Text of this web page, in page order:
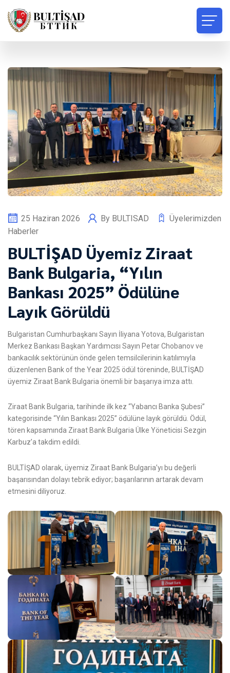
25 Haziran 2026 By BULTISAD
Üyelerimizden
Haberler
BULTİŞAD Üyemiz Ziraat
Bank Bulgaria, “Yılın
Bankası 2025” Ödülüne
Layık Görüldü
Bulgaristan Cumhurbaşkanı Sayın İliyana Yotova, Bulgaristan
Merkez Bankası Başkan Yardımcısı Sayın Petar Chobanov ve
bankacılık sektörünün önde gelen temsilcilerinin katılımıyla
düzenlenen Bank of the Year 2025 ödül töreninde, BULTİŞAD
üyemiz Ziraat Bank Bulgaria önemli bir başarıya imza attı.
Ziraat Bank Bulgaria, tarihinde ilk kez “Yabancı Banka Şubesi”
kategorisinde “Yılın Bankası 2025” ödülüne layık görüldü. Ödül,
tören kapsamında Ziraat Bank Bulgaria Ülke Yöneticisi Sezgin
Karbuz’a takdim edildi.
BULTİŞAD olarak, üyemiz Ziraat Bank Bulgaria’yı bu değerli
başarısından dolayı tebrik ediyor; başarılarının artarak devam
etmesini diliyoruz.